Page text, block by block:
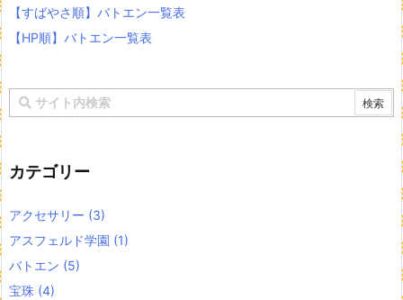
【すばやさ順】バトエン一覧表
【HP順】バトエン一覧表
カテゴリー
アクセサリー (3)
アスフェルド学園 (1)
バトエン (5)
宝珠 (4)